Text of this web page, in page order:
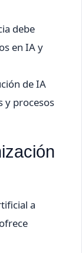
debe
en IA y
de IA
y procesos
a